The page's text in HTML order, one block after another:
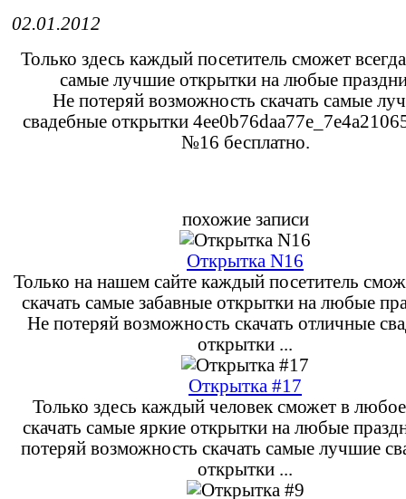
02.01.2012
Только здесь каждый посетитель сможет всегда
самые лучшие открытки на любые
Не потеряй возможность скачать самые
свадебные открытки
№16 бесплатно.
похожие записи
Открытка N16
Только на нашем сайте каждый посетитель
скачать самые забавные открытки на любые
Не потеряй возможность скачать отличные
открытки ...
Открытка #17
Только здесь каждый человек сможет в
скачать самые яркие открытки на любые
потеряй возможность скачать самые лучшие
открытки ...